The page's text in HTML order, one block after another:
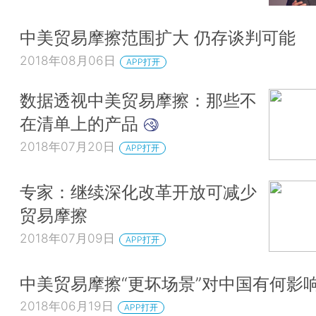
中美贸易摩擦范围扩大 仍存谈判可能
2018年08月06日 APP打开
数据透视中美贸易摩擦：那些不
在清单上的产品
2018年07月20日 APP打开
专家：继续深化改革开放可减少
贸易摩擦
2018年07月09日 APP打开
中美贸易摩擦“更坏场景”对中国有何影
2018年06月19日 APP打开